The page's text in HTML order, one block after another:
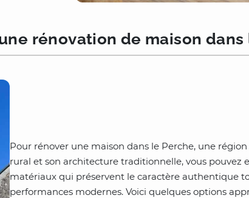
rénovation de maison dans
Pour rénover une maison dans le Perche, une
rural et son architecture traditionnelle, vous pouvez
matériaux qui préservent le caractère authentique
performances modernes. Voici quelques options